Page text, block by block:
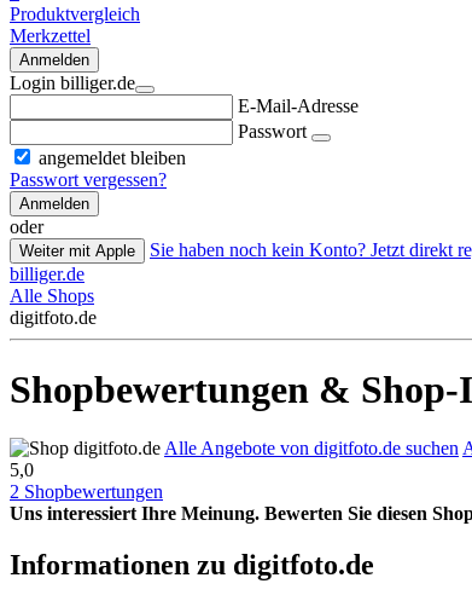
Produktvergleich
Merkzettel
Anmelden
Login billiger.de
E-Mail-Adresse
Passwort
angemeldet bleiben
Passwort vergessen?
Anmelden
oder
Weiter mit Apple
Sie haben noch kein Konto? Jetzt direkt
billiger.de
Alle Shops
digitfoto.de
Shopbewertungen &
Alle Angebote von digitfoto.de suchen
5,0
2 Shopbewertungen
Uns interessiert Ihre Meinung. Bewerten Sie diesen
Informationen zu digitfoto.de